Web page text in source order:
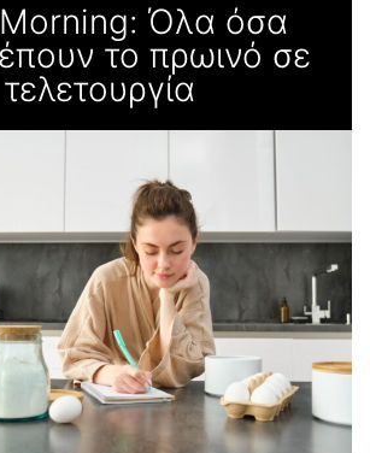
Όλα όσα
το πρωινό σε
τελετουργία